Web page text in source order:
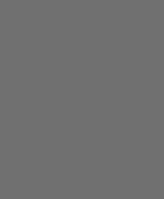
oder in Kurven